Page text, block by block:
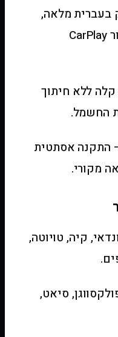
מלאה,
מסכים איכותיים, חיבור CarPlay
ללא חיתוך
החשמל.
התקנה אסתטית
מקורי.
קיה, טויוטה,
סיאט,